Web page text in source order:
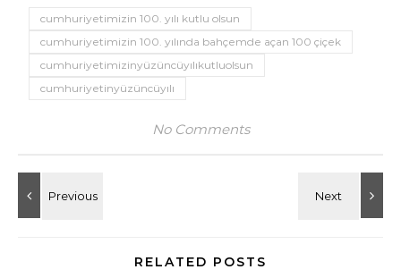
cumhuriyetimizin 100. yılı kutlu olsun
cumhuriyetimizin 100. yılında bahçemde açan 100 çiçek
cumhuriyetimizinyüzüncüyılıkutluolsun
cumhuriyetinyüzüncüyılı
No Comments
RELATED POSTS